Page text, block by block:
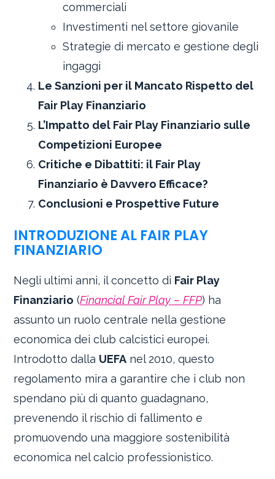
commerciali
Investimenti nel settore giovanile
Strategie di mercato e gestione degli
ingaggi
Le Sanzioni per il Mancato Rispetto del
Fair Play Finanziario
L’Impatto del Fair Play Finanziario sulle
Competizioni Europee
Critiche e Dibattiti: il Fair Play
Finanziario è Davvero Efficace?
Conclusioni e Prospettive Future
INTRODUZIONE AL FAIR PLAY
FINANZIARIO
Negli ultimi anni, il concetto di Fair Play
Finanziario (Financial Fair Play –FFP) ha
assunto un ruolo centrale nella gestione
economica dei club calcistici europei.
Introdotto dalla UEFA nel 2010, questo
regolamento mira a garantire che i club non
spendano più di quanto guadagnano,
prevenendo il rischio di fallimento e
promuovendo una maggiore sostenibilità
economica nel calcio professionistico.